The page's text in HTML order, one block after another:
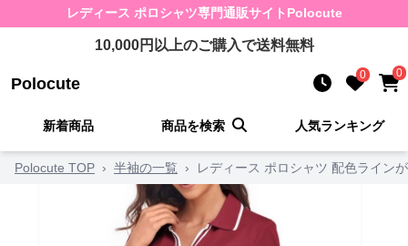
レディース ポロシャツ専門通販サイト Polocute
10,000円以上のご購入で送料無料
Polocute 0 0
新着商品 商品を検索 人気ランキング
Polocute TOP › 半袖の一覧 › レディース ポロシャツ 配色ライン